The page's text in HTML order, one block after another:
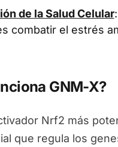
de la Salud Celular
combatir el estrés
GNM-X?
Nrf2 más
que regula los